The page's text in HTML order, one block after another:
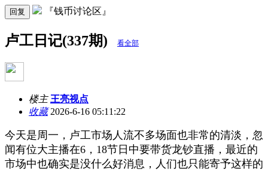
回复 『钱币讨论区』
卢工日记(337期) 看全部
楼主 王亮视点
收藏2026-6-16 05:11:22
今天是周一，卢工市场人流不多场面也非常的清淡，忽
闻有位大主播在6，18节日中要带货龙钞直播，最近的
市场中也确实是没什么好消息，人们也只能寄予这样的